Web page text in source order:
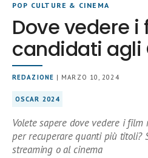
POP CULTURE & CINEMA
Dove vedere i
candidati agli
REDAZIONE | MARZO 10, 2024
OSCAR 2024
Volete sapere dove vedere i
per recuperare quanti più titoli?
streaming o al cinema